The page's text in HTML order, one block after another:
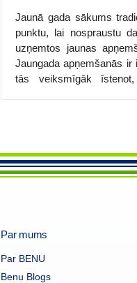
veselīgu
dzīvesveidu
labu
pašsajūtu?
Jaunā gada sākums
punktu, lai nospraustu
uzņemtos jaunas
Jaungada apņemšanās ir
tās veiksmīgāk
Par mums
Par BENU
Benu Blogs